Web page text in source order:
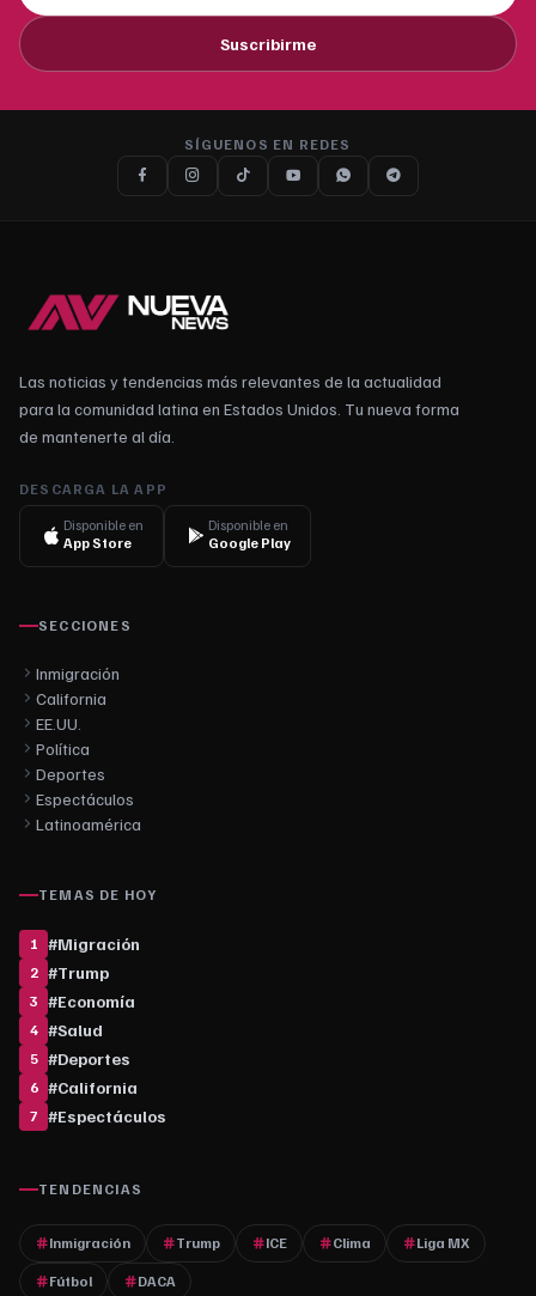
Suscribirme
SÍGUENOS EN REDES
Las noticias y tendencias más relevantes de la actualidad
para la comunidad latina en Estados Unidos. Tu nueva forma
de mantenerte al día.
DESCARGA LA APP
Disponible en
App Store
Disponible en
Google Play
SECCIONES
Inmigración
California
EE.UU.
Política
Deportes
Espectáculos
Latinoamérica
TEMAS DE HOY
1 #Migración
2 #Trump
3 #Economía
4 #Salud
5 #Deportes
6 #California
7 #Espectáculos
TENDENCIAS
Inmigración Trump ICE Clima Liga MX
Fútbol DACA